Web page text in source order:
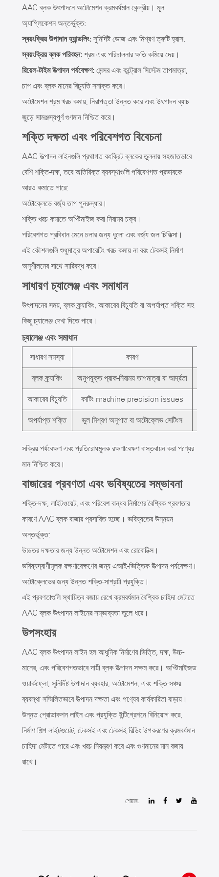
AAC ব্লক উৎপাদনে অটোমেশন ক্রমবর্ধমান কেন্দ্রীয়। মূল
অ্যাপ্লিকেশন অন্তর্ভুক্ত:
স্বয়ংক্রিয় উপাদান হ্যান্ডলিং: সুনির্দিষ্ট ডোজ এবং মিশ্রণ ত্রুটি হ্রাস.
স্বয়ংক্রিয় ব্লক পরিবহন:শ্রম এবং পরিচালনার ক্ষতি কমিয়ে দেয়।
রিয়েল-টাইম উত্পাদন পর্যবেক্ষণ: সেন্সর এবং কন্ট্রোল সিস্টেম তাপমাত্রা,
চাপ এবং ব্লক মানের বিচ্যুতি সনাক্ত করে।
অটোমেশন শ্রম খরচ কমায়, নিরাপত্তা উন্নত করে এবং উৎপাদন ব্যাচ
জুড়ে সামঞ্জস্যপূর্ণ গুণমান নিশ্চিত করে।
শক্তি দক্ষতা এবং পরিবেশগত বিবেচনা
AAC উত্পাদন লাইনগুলি প্রথাগত কংক্রিট ব্লকের তুলনায় সহজাতভাবে
বেশি শক্তি-দক্ষ, তবে অতিরিক্ত ব্যবস্থাগুলি পরিবেশগত প্রভাবকে
আরও কমাতে পারে:
অটোক্লেভে বর্জ্য তাপ পুনরুদ্ধার।
শক্তি খরচ কমাতে অপ্টিমাইজ করা নিরাময় চক্র।
পরিবেশগত প্রবিধান মেনে চলার জন্য ধুলো এবং বর্জ্য জল চিকিত্সা।
এই কৌশলগুলি শুধুমাত্র অপারেটিং খরচ কমায় না বরং টেকসই নির্মাণ
অনুশীলনের সাথে সারিবদ্ধ করে।
সাধারণ চ্যালেঞ্জ এবং সমাধান
উৎপাদনের সময়, ব্লক ক্র্যাকিং, আকারের বিচ্যুতি বা অপর্যাপ্ত শক্তি সহ
কিছু চ্যালেঞ্জ দেখা দিতে পারে।
চ্যালেঞ্জ এবং সমাধান
সাধারণ সমস্যা কারণ
ব্লক ক্র্যাকিং অনুপযুক্ত প্রাক-নিরাময় তাপমাত্রা বা আর্দ্রতা
আকারের বিচ্যুতি কাটিং machine precision issues
অপর্যাপ্ত শক্তি ভুল মিশ্রণ অনুপাত বা অটোক্লেভ সেটিংস
সক্রিয় পর্যবেক্ষণ এবং প্রতিরোধমূলক রক্ষণাবেক্ষণ বাস্তবায়ন করা পণ্যের
মান নিশ্চিত করে।
বাজারের প্রবণতা এবং ভবিষ্যতের সম্ভাবনা
শক্তি-দক্ষ, লাইটওয়েট, এবং পরিবেশ বান্ধব নির্মাণের বৈশ্বিক প্রবণতার
কারণে AAC ব্লক বাজার প্রসারিত হচ্ছে। ভবিষ্যতের উন্নয়ন
অন্তর্ভুক্ত:
উচ্চতর দক্ষতার জন্য উন্নত অটোমেশন এবং রোবোটিক্স।
ভবিষ্যদ্বাণীমূলক রক্ষণাবেক্ষণের জন্য এআই-ভিত্তিক উত্পাদন পর্যবেক্ষণ।
অটোক্লেভের জন্য উন্নত শক্তি-সাশ্রয়ী প্রযুক্তি।
এই প্রবণতাগুলি স্থায়িত্ব বজায় রেখে ক্রমবর্ধমান বৈশ্বিক চাহিদা মেটাতে
AAC ব্লক উৎপাদন লাইনের সম্ভাব্যতা তুলে ধরে।
উপসংহার
AAC ব্লক উৎপাদন লাইন হল আধুনিক নির্মাণের ভিত্তি, দক্ষ, উচ্চ-
মানের, এবং পরিবেশগতভাবে দায়ী ব্লক উত্পাদন সক্ষম করে। অপ্টিমাইজড
ওয়ার্কফ্লো, সুনির্দিষ্ট উপাদান ব্যবহার, অটোমেশন, এবং শক্তি-সঞ্চয়
ব্যবস্থা সম্মিলিতভাবে উত্পাদন দক্ষতা এবং পণ্যের কার্যকারিতা বাড়ায়।
উন্নত প্রোডাকশন লাইন এবং প্রযুক্তি ইন্টিগ্রেশনে বিনিয়োগ করে,
নির্মাণ শিল্প লাইটওয়েট, টেকসই এবং টেকসই বিল্ডিং উপকরণের ক্রমবর্ধমান
চাহিদা মেটাতে পারে এবং খরচ নিয়ন্ত্রণ করে এবং গুণমানের মান বজায়
রাখে।
শেয়ার: